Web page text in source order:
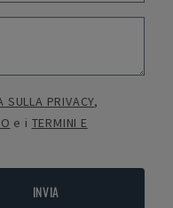
SULLA PRIVACY,
e i TERMINI E
INVIA